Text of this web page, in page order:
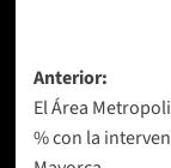
de
Anterior:
El Área
% con la